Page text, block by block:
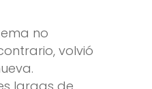
no
volvió